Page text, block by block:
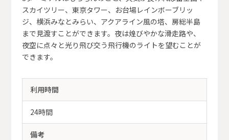
スカイツリー、東京タワー、お台場レインボーブリッ
ジ、横浜みなとみらい、アクアライン風の塔、房総半島
まで見渡すことができます。夜は煌びやかな滑走路や、
夜空に点々と光り飛び交う飛行機のライトを望むことが
できます。
利用時間
24時間
備考